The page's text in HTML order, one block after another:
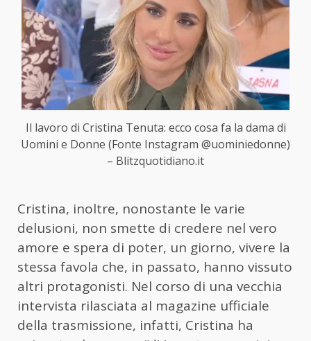
Il lavoro di Cristina Tenuta: ecco cosa fa la dama di
Uomini e Donne (Fonte Instagram @uominiedonne)
– Blitzquotidiano.it
Cristina, inoltre, nonostante le varie
delusioni, non smette di credere nel vero
amore e spera di poter, un giorno, vivere la
stessa favola che, in passato, hanno vissuto
altri protagonisti. Nel corso di una vecchia
intervista rilasciata al magazine ufficiale
della trasmissione, infatti, Cristina ha